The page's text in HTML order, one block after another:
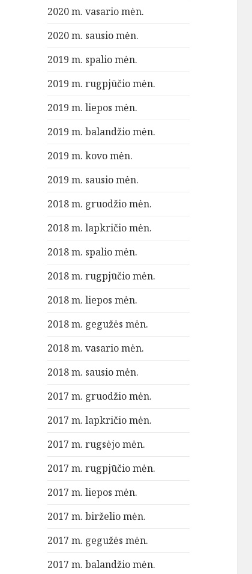
2020 m. vasario mėn.
2020 m. sausio mėn.
2019 m. spalio mėn.
2019 m. rugpjūčio mėn.
2019 m. liepos mėn.
2019 m. balandžio mėn.
2019 m. kovo mėn.
2019 m. sausio mėn.
2018 m. gruodžio mėn.
2018 m. lapkričio mėn.
2018 m. spalio mėn.
2018 m. rugpjūčio mėn.
2018 m. liepos mėn.
2018 m. gegužės mėn.
2018 m. vasario mėn.
2018 m. sausio mėn.
2017 m. gruodžio mėn.
2017 m. lapkričio mėn.
2017 m. rugsėjo mėn.
2017 m. rugpjūčio mėn.
2017 m. liepos mėn.
2017 m. birželio mėn.
2017 m. gegužės mėn.
2017 m. balandžio mėn.